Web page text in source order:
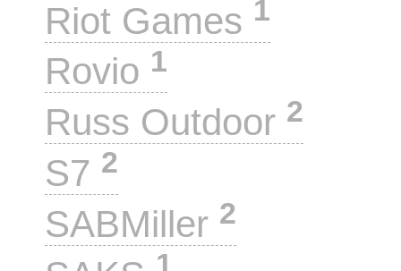
Riot Games 1
Rovio 1
Russ Outdoor 2
S7 2
SABMiller 2
1